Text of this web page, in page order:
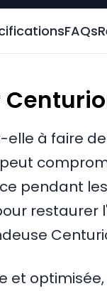
FAQs
à faire
pendant
et